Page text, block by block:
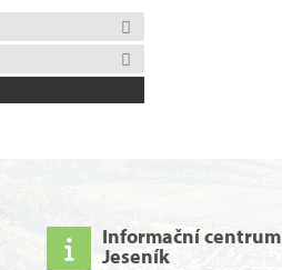
Informační centrum
Jeseník